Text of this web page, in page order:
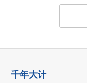
千年大计